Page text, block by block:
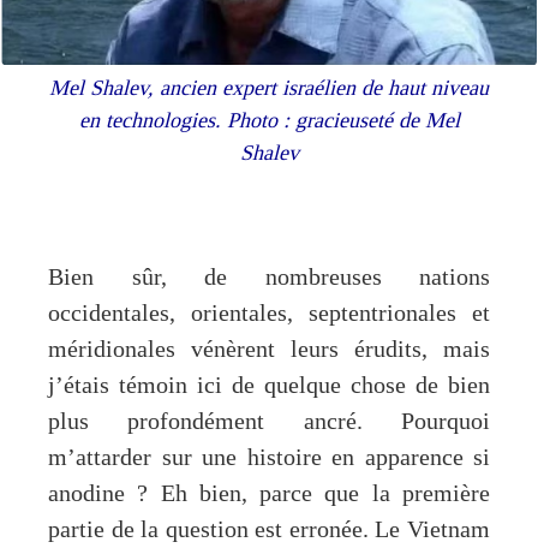
Mel Shalev, ancien expert israélien de haut niveau
en technologies. Photo : gracieuseté de Mel
Shalev
Bien sûr, de nombreuses nations
occidentales, orientales, septentrionales et
méridionales vénèrent leurs érudits, mais
j’étais témoin ici de quelque chose de bien
plus profondément ancré. Pourquoi
m’attarder sur une histoire en apparence si
anodine ? Eh bien, parce que la première
partie de la question est erronée. Le Vietnam